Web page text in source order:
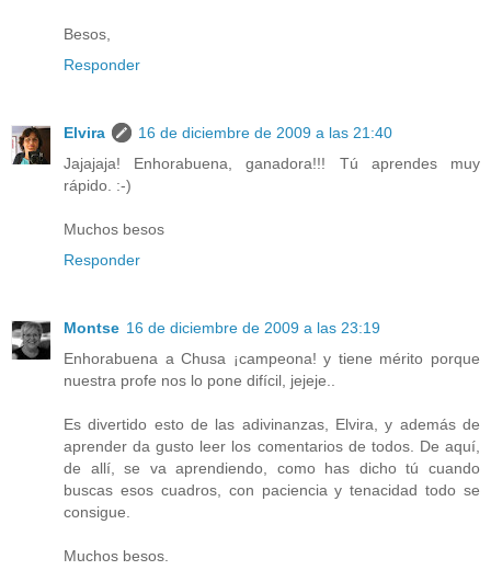
Besos,
Responder
Elvira
16 de diciembre de 2009 a las 21:40
Jajajaja! Enhorabuena, ganadora!!! Tú aprendes muy
rápido. :-)
Muchos besos
Responder
Montse 16 de diciembre de 2009 a las 23:19
Enhorabuena a Chusa ¡campeona! y tiene mérito porque
nuestra profe nos lo pone difícil, jejeje..
Es divertido esto de las adivinanzas, Elvira, y además de
aprender da gusto leer los comentarios de todos. De aquí,
de allí, se va aprendiendo, como has dicho tú cuando
buscas esos cuadros, con paciencia y tenacidad todo se
consigue.
Muchos besos.